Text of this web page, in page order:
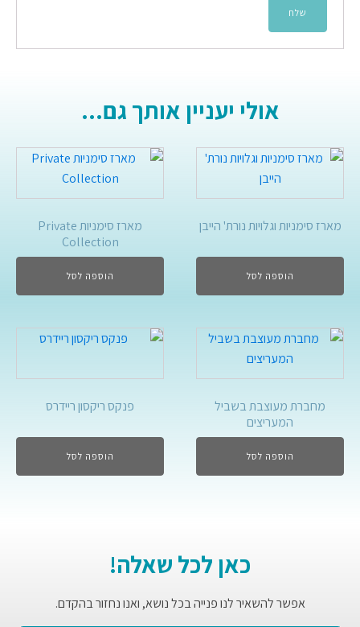
אולי יעניין אותך גם...
מארז סימניות וגלויות נורת' הייבן
הוספה לסל
מארז סימניות Private
Collection
הוספה לסל
מחברת מעוצבת בשביל
המעריצים
הוספה לסל
פנקס ריקסון ריידרס
הוספה לסל
כאן לכל שאלה!
אפשר להשאיר לנו פנייה בכל נושא, ואנו נחזור בהקדם.